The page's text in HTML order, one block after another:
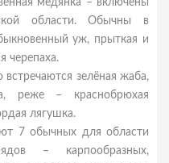
медянка – включены
области. Обычны в
уж, прыткая и
черепаха.
зелёная жаба,
реже – краснобрюхая
лягушка.
7 обычных для области
– карпообразных,